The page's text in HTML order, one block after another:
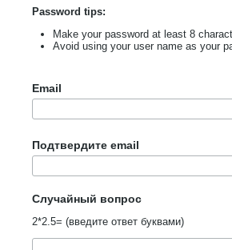
Password tips:
Make your password at least 8
Avoid using your user name as your
Email
Подтвердите email
Случайный вопрос
2*2.5= (введите ответ буквами)